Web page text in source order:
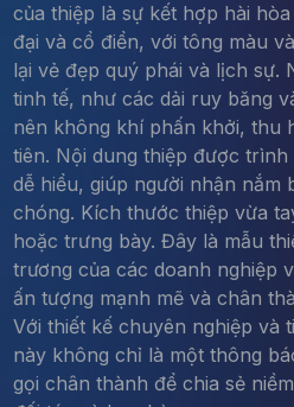
của thiệp là sự kết hợp hài
đại và cổ điển, với tông màu
lại vẻ đẹp quý phái và lịch sự.
tinh tế, như các dải ruy băng
nên không khí phấn khởi, thu
tiên. Nội dung thiệp được
dễ hiểu, giúp người nhận nắm
chóng. Kích thước thiệp vừa
hoặc trưng bày. Đây là mẫu
trương của các doanh nghiệp
ấn tượng mạnh mẽ và chân
Với thiết kế chuyên nghiệp và
này không chỉ là một thông
gọi chân thành để chia sẻ